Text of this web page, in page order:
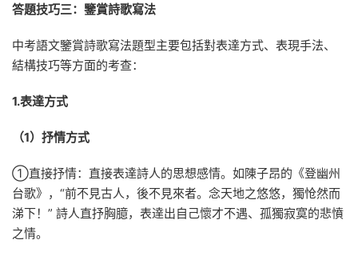
答題技巧三：鑒賞詩歌寫法
中考語文鑒賞詩歌寫法題型主要包括對表達方式、表現手法、
結構技巧等方面的考查：
1.表達方式
（1）抒情方式
①直接抒情：直接表達詩人的思想感情。如陳子昂的《登幽州
台歌》，“前不見古人，後不見來者。念天地之悠悠，獨怆然而
涕下！” 詩人直抒胸臆，表達出自己懷才不遇、孤獨寂寞的悲憤
之情。